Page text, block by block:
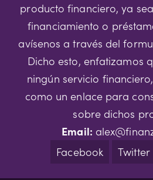
producto financiero, ya
financiamiento o
avísenos a través del
Dicho esto, enfatizamos
ningún servicio
como un enlace para
sobre dichos
Email:
Facebook
Twitter